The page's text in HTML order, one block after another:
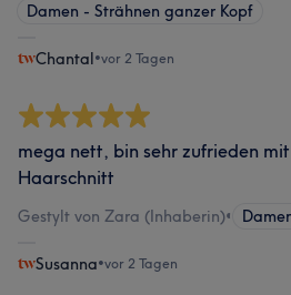
Damen - Strähnen ganzer Kopf
Chantal•vor 2 Tagen
mega nett, bin sehr zufrieden
Haarschnitt
Gestylt von Zara (Inhaberin)•
Susanna•vor 2 Tagen